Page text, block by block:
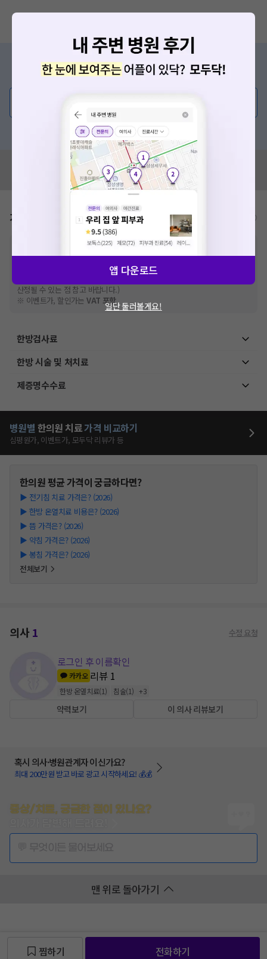
증상/치료, 궁금한 점이 있나요?
의사가 직접 답해드려요!
혹은, 의료상담 서비스에 다양한 게시글 보러가기
혹시 잘못된 병원정보가 있나요?
모두닥 팀에 알려주세요!
가격표 비급여/급여 진료란?
추가비용 등으로 실제 가격과 상이할 수 있으니, 정확
한 가격은 해당 의료기관에 직접 문의해주세요.
건강보험심사평가원에 고지되어 있는 급여 진료 기준 가
격입니다. (진료와 연관된 복합적인 비용이 추가되어, 병원마다 금액이 다르게
산정될 수 있는 점 참고 바랍니다.)
※ 이벤트가, 할인가는VAT 포함
한방검사료
한방 시술 및 처치료
제증명수수료
병원별 한의원 치료가격 비교하기
심평원가, 이벤트가, 모두닥 리뷰가 등
한의원평균 가격이 궁금하다면?
▶ 전기침 치료 가격은? (2026)
▶ 한방 온열치료 비용은? (2026)
▶ 뜸 가격은? (2026)
▶ 약침 가격은? (2026)
▶ 봉침 가격은? (2026)
전체보기
의사1 수정 요청
로그인 후 이름확인
카카오 리뷰 1
한방 온열치료(1) 침술(1) +3
약력보기 이 의사 리뷰보기
혹시 의사·병원관계자 이신가요?
최대 200만원 받고 바로 광고 시작하세요! 💰💰
증상/치료, 궁금한 점이 있나요?
맨 위로 돌아가기
찜하기 전화하기
앱 다운로드
일단 둘러볼게요!